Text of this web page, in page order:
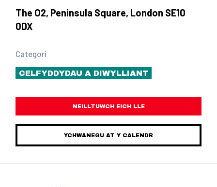
The O2, Peninsula Square, London SE10
0DX
Categori
CELFYDDYDAU A DIWYLLIANT
NEILLTUWCH EICH LLE
YCHWANEGU AT Y CALENDR